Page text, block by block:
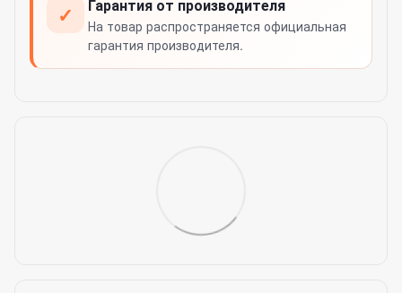
✓ Гарантия от производителя
На товар распространяется официальная
гарантия производителя.